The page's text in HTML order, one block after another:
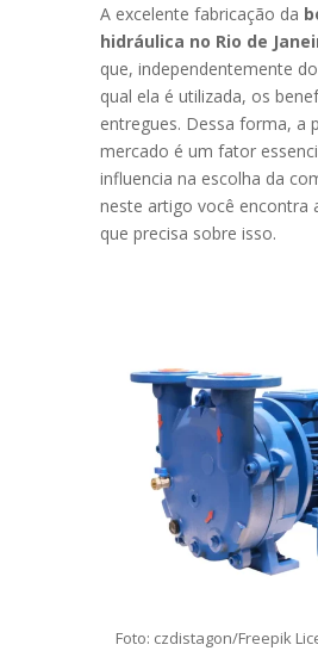
A excelente fabricação da
hidráulica no Rio de
que, independentemente
qual ela é utilizada, os
entregues. Dessa forma, a
mercado é um fator
influencia na escolha da
neste artigo você encontra
que precisa sobre isso.
Foto: czdistagon/Freepik